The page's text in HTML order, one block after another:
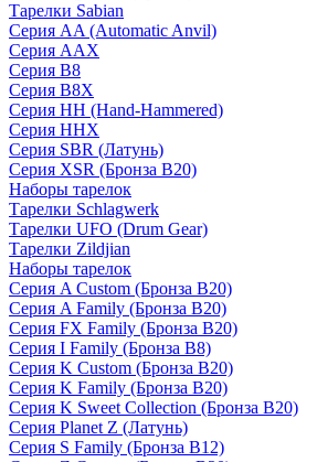
Тарелки Sabian
Серия AA (Automatic Anvil)
Серия AAX
Серия B8
Серия B8X
Серия HH (Hand-Hammered)
Серия HHX
Серия SBR (Латунь)
Серия XSR (Бронза B20)
Наборы тарелок
Тарелки Schlagwerk
Тарелки UFO (Drum Gear)
Тарелки Zildjian
Наборы тарелок
Серия A Custom (Бронза B20)
Серия A Family (Бронза B20)
Серия FX Family (Бронза B20)
Серия I Family (Бронза B8)
Серия K Custom (Бронза B20)
Серия K Family (Бронза B20)
Серия K Sweet Collection (Бронза B20)
Серия Planet Z (Латунь)
Серия S Family (Бронза B12)